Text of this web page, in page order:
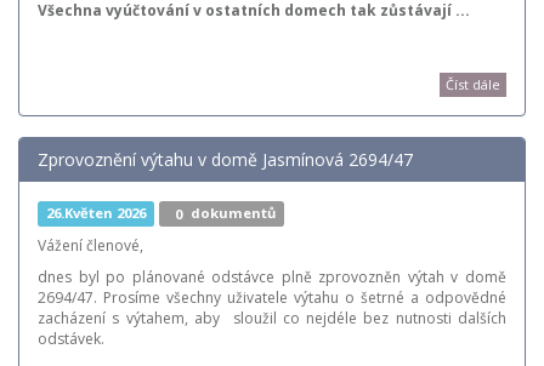
Všechna vyúčtování v ostatních domech tak zůstávají ...
Číst dále
Zprovoznění výtahu v domě Jasmínová 2694/47
26.Květen 2026 0 dokumentů
Vážení členové,
dnes byl po plánované odstávce plně zprovozněn výtah v domě
2694/47. Prosíme všechny uživatele výtahu o šetrné a odpovědné
zacházení s výtahem, aby sloužil co nejdéle bez nutnosti dalších
odstávek.